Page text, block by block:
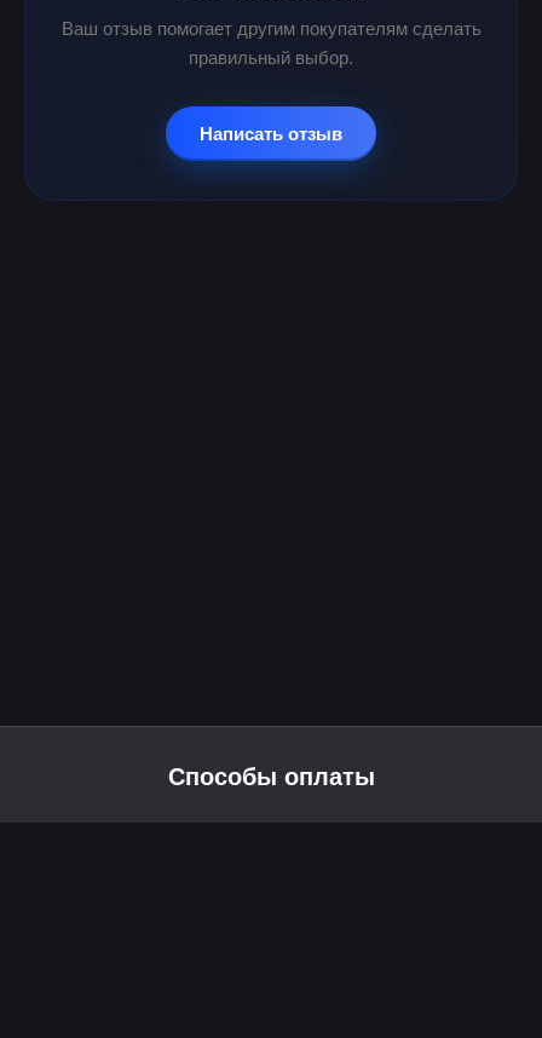
Ваш отзыв помогает другим покупателям сделать
правильный выбор.
Написать отзыв
Способы оплаты